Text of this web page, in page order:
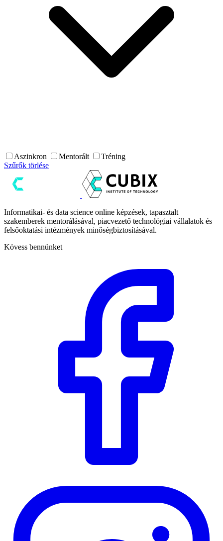
Aszinkron Mentorált
Tréning
Szűrők törlése
Informatikai- és data science online képzések, tapasztalt
szakemberek mentorálásával, piacvezető technológiai vállalatok és
felsőoktatási intézmények minőségbiztosításával.
Kövess bennünket